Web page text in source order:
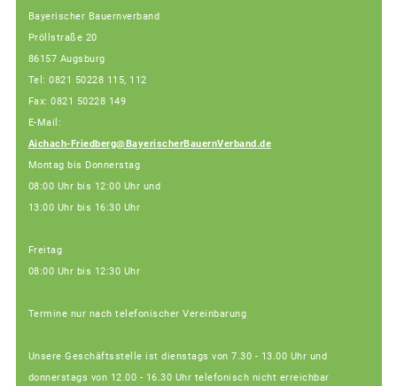
Bayerischer Bauernverband
Pröllstraße 20
86157 Augsburg
Tel: 0821 50228 115, 112
Fax: 0821 50228 149
E-Mail:
Aichach-Friedberg@BayerischerBauernVerband.de
Montag bis Donnerstag
08:00 Uhr bis 12:00 Uhr und
13:00 Uhr bis 16:30 Uhr
Freitag
08:00 Uhr bis 12:30 Uhr
Termine nur nach telefonischer Vereinbarung
Unsere Geschäftsstelle ist dienstags von 7.30 - 13.00 Uhr und
donnerstags von 12.00 - 16.30 Uhr telefonisch nicht erreichbar